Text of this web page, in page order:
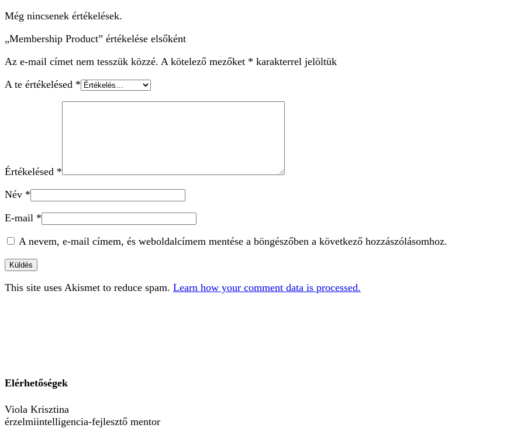
Még nincsenek értékelések.
„Membership Product” értékelése elsőként
Az e-mail címet nem tesszük közzé. A kötelező mezőket * karakterrel jelöltük
A te értékelésed *
Értékelésed *
Név *
E-mail *
A nevem, e-mail címem, és weboldalcímem mentése a böngészőben a következő hozzászólásomhoz.
This site uses Akismet to reduce spam. Learn how your comment data is processed.
Elérhetőségek
Viola Krisztina
érzelmiintelligencia-fejlesztő mentor